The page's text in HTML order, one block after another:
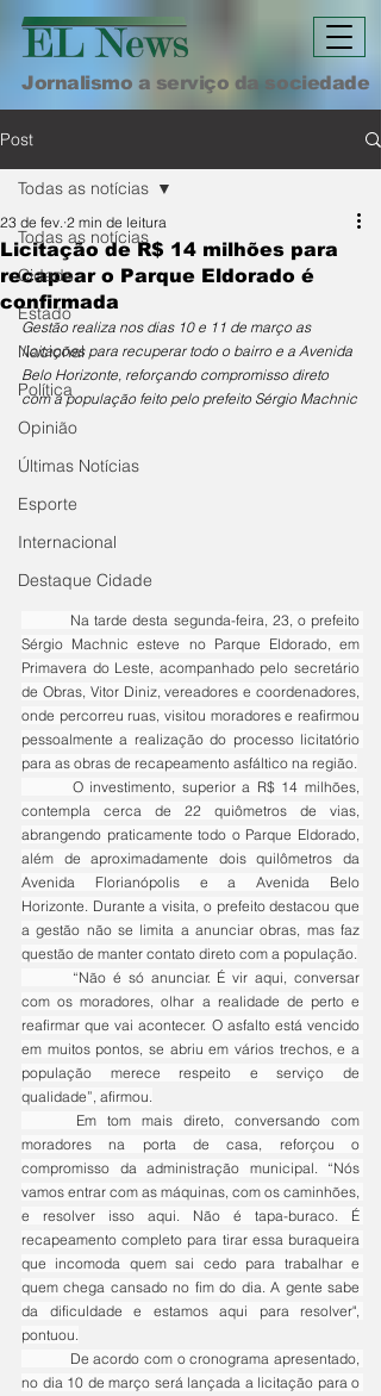
Jornalismo a serviço da sociedade
Post
Todas as notícias
Cidade
Estado
Nacional
Política
Opinião
Últimas Notícias
Esporte
Internacional
Destaque Cidade
Todas as notícias
Licitação de R$ 14 milhões para
recapear o Parque Eldorado é
confirmada
23 de fev. 2 min de leitura
Gestão realiza nos dias 10 e 11 de março as
licitações para recuperar todo o bairro e a Avenida
Belo Horizonte, reforçando compromisso direto
com a população feito pelo prefeito Sérgio Machnic
Sérgio Machnic esteve no Parque Eldorado, em
Primavera do Leste, acompanhado pelo secretário
de Obras, Vitor Diniz, vereadores e coordenadores,
onde percorreu ruas, visitou moradores e reafirmou
pessoalmente a realização do processo licitatório
para as obras de recapeamento asfáltico na região.
contempla cerca de 22 quiômetros de vias,
abrangendo praticamente todo o Parque Eldorado,
além de aproximadamente dois quilômetros da
Avenida Florianópolis e a Avenida Belo
Horizonte. Durante a visita, o prefeito destacou que
a gestão não se limita a anunciar obras, mas faz
questão de manter contato direto com a população.
com os moradores, olhar a realidade de perto e
reafirmar que vai acontecer. O asfalto está vencido
em muitos pontos, se abriu em vários trechos, e a
população merece respeito e serviço de
qualidade”, afirmou.
moradores na porta de casa, reforçou o
compromisso da administração municipal. “Nós
vamos entrar com as máquinas, com os caminhões,
e resolver isso aqui. Não é tapa-buraco. É
recapeamento completo para tirar essa buraqueira
que incomoda quem sai cedo para trabalhar e
quem chega cansado no fim do dia. A gente sabe
da dificuldade e estamos aqui para resolver",
pontuou.
no dia 10 de março será lançada a licitação para o